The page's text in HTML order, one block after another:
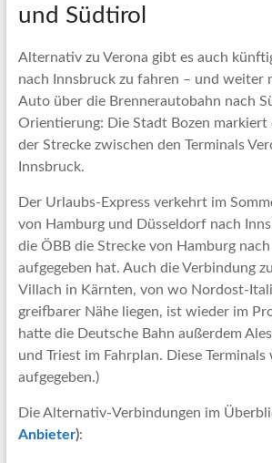
und Südtirol
Alternativ zu Verona gibt es auch
nach Innsbruck zu fahren – und weiter
Auto über die Brennerautobahn nach
Orientierung: Die Stadt Bozen
der Strecke zwischen den Terminals
Innsbruck.
Der Urlaubs-Express verkehrt im
von Hamburg und Düsseldorf nach
die ÖBB die Strecke von Hamburg
aufgegeben hat. Auch die Verbindung
Villach in Kärnten, von wo Nordost-
greifbarer Nähe liegen, ist wieder im
hatte die Deutsche Bahn außerdem
und Triest im Fahrplan. Diese
aufgegeben.)
Die Alternativ-Verbindungen im
Anbieter):